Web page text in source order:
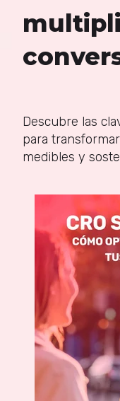
Descubre las
para
medibles y